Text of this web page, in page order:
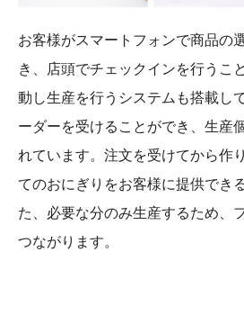
お客様がスマートフォンで商品の
き、店頭でチェックインを行うこ
動し生産を行うシステムも搭載し
ーダーを受けることができ、生産
れています。注文を受けてから作
てのおにぎりをお客様に提供でき
た、必要な分のみ生産するため、
つながります。